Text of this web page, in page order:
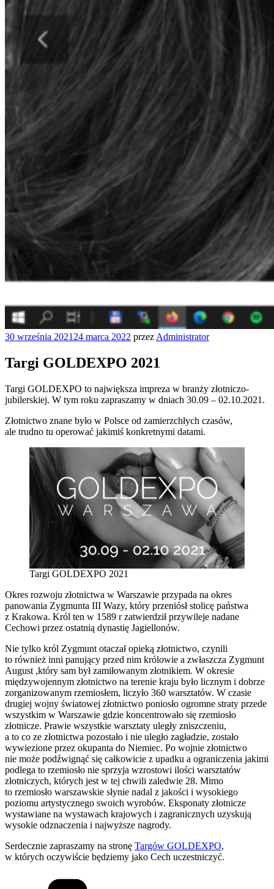
Opublikowane
30 września 2021 24 marca 2022 przez Administrator
Targi GOLDEXPO 2021
Targi GOLDEXPO to największa impreza w branży złotniczo-
jubilerskiej. W tym roku zapraszamy w dniach 30.09 – 02.10.2021.
Złotnictwo znane było w Polsce od zamierzchłych czasów,
ale trudno tu operować jakimiś konkretnymi datami.
Targi GOLDEXPO 2021
Okres rozwoju złotnictwa w Warszawie przypada na okres
panowania Zygmunta III Wazy, który przeniósł stolicę państwa
z Krakowa. Król ten w 1589 r zatwierdził przywileje nadane
Cechowi przez ostatnią dynastię Jagiellonów.
Nie tylko król Zygmunt otaczał opieką złotnictwo, czynili
to również inni panujący przed nim królowie a zwłaszcza Zygmunt
August ,który sam był zamiłowanym złotnikiem. W okresie
międzywojennym złotnictwo na terenie kraju było licznym i dobrze
zorganizowanym rzemiosłem, liczyło 360 warsztatów. W czasie
drugiej wojny światowej złotnictwo poniosło ogromne straty przede
wszystkim w Warszawie gdzie koncentrowało się rzemiosło
złotnicze. Prawie wszystkie warsztaty uległy zniszczeniu,
a to co ze złotnictwa pozostało i nie uległo zagładzie, zostało
wywiezione przez okupanta do Niemiec. Po wojnie złotnictwo
nie może podźwignąć się całkowicie z upadku a ograniczenia jakimi
podlega to rzemiosło nie sprzyja wzrostowi ilości warsztatów
złotniczych, których jest w tej chwili zaledwie 28. Mimo
to rzemiosło warszawskie słynie nadal z jakości i wysokiego
poziomu artystycznego swoich wyrobów. Eksponaty złotnicze
wystawiane na wystawach krajowych i zagranicznych uzyskują
wysokie odznaczenia i najwyższe nagrody.
Serdecznie zapraszamy na stronę Targów GOLDEXPO,
w których oczywiście będziemy jako Cech uczestniczyć.